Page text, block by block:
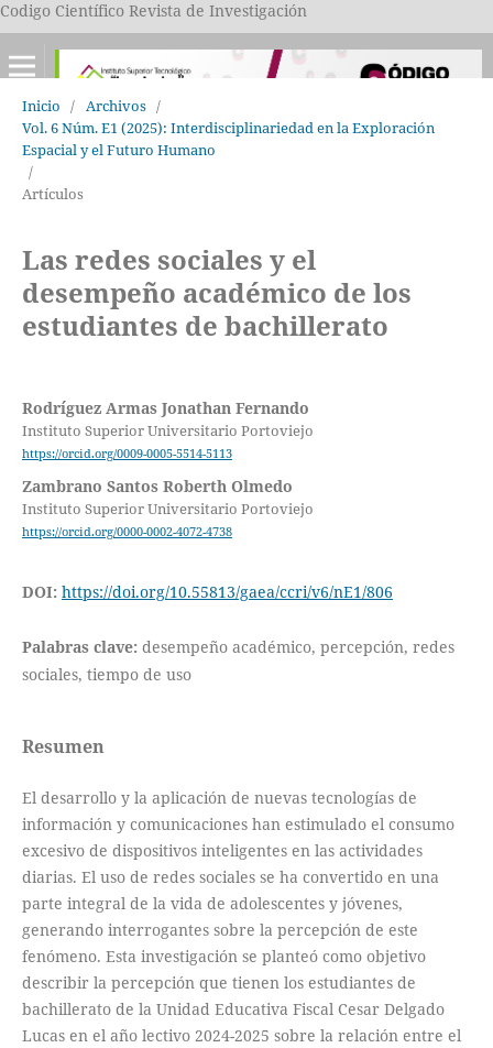
Codigo Científico Revista de Investigación
Inicio / Archivos /
Vol. 6 Núm. E1 (2025): Interdisciplinariedad en la Exploración
Espacial y el Futuro Humano
/
Artículos
Las redes sociales y el
desempeño académico de los
estudiantes de bachillerato
Rodríguez Armas Jonathan Fernando
Instituto Superior Universitario Portoviejo
https://orcid.org/0009-0005-5514-5113
Zambrano Santos Roberth Olmedo
Instituto Superior Universitario Portoviejo
https://orcid.org/0000-0002-4072-4738
DOI: https://doi.org/10.55813/gaea/ccri/v6/nE1/806
Palabras clave: desempeño académico, percepción, redes
sociales, tiempo de uso
Resumen
El desarrollo y la aplicación de nuevas tecnologías de
información y comunicaciones han estimulado el consumo
excesivo de dispositivos inteligentes en las actividades
diarias. El uso de redes sociales se ha convertido en una
parte integral de la vida de adolescentes y jóvenes,
generando interrogantes sobre la percepción de este
fenómeno. Esta investigación se planteó como objetivo
describir la percepción que tienen los estudiantes de
bachillerato de la Unidad Educativa Fiscal Cesar Delgado
Lucas en el año lectivo 2024-2025 sobre la relación entre el